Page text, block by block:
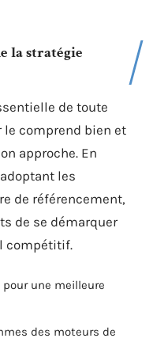
la stratégie
de toute
comprend bien et
approche. En
les
de référencement,
de se démarquer
compétitif.
une meilleure
des moteurs de